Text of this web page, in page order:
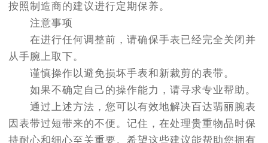
按照制造商的建议进行定期保养。
注意事项
在进行任何调整前，请确保手表已经完全关闭并
从手腕上取下。
谨慎操作以避免损坏手表和新裁剪的表带。
如果不确定自己的操作能力，请寻求专业帮助。
通过上述方法，您可以有效地解决百达翡丽腕表
因表带过短带来的不便。记住，在处理贵重物品时保
持耐心和细心至关重要。希望这些建议能帮助您拥有